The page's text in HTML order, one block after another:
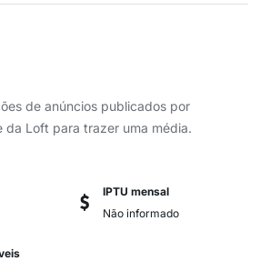
de anúncios publicados por
da Loft para trazer uma média.
IPTU mensal
Não informado